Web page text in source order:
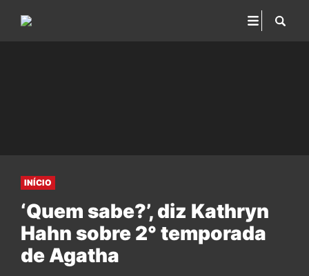
INÍCIO
‘Quem sabe?’, diz Kathryn
Hahn sobre 2° temporada
de Agatha